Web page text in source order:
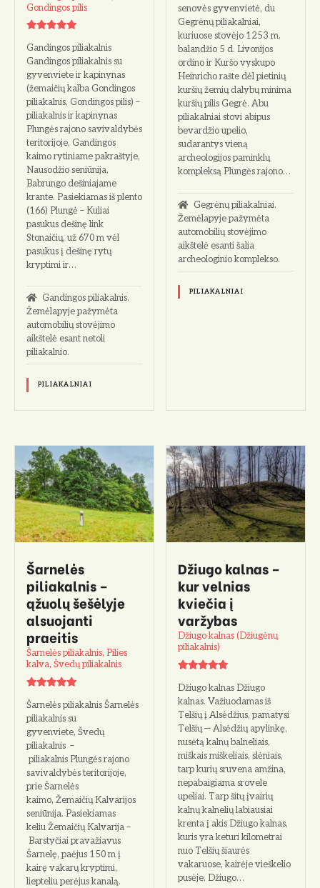
Gondingos pilis
Gandingos piliakalnis
Gandingos piliakalnis su
gyvenviete ir kapinynas
(žemaičių kalba Gondingos
piliakalnis, Gondingos pilis) –
piliakalnis ir kapinynas
Plungės rajono savivaldybės
teritorijoje, Gandingos
kaimo rytiniame pakraštyje,
Nausodžio seniūnija,
Babrungo dešiniajame
krante. Pasiekiamas iš plento
(166) Plungė – Kuliai
pasukus dešinę link
Stonaičių, už 670 m vėl
pasukus į dešinę rytų
kryptimi ir…
Gandingos piliakalnis.
Žemėlapyje pažymėta
automobilių stovėjimo
aikštelė esant netoli
piliakalnio.
PILIAKALNIAI
senovės gyvenvietė, du
Gegrėnų piliakalniai,
kuriuose stovėjo 1253 m.
balandžio 5 d. Livonijos
ordino ir Kuršo vyskupo
Heinricho rašte dėl pietinių
kuršių žemių dalybų minima
kuršių pilis Gegrė. Abu
piliakalniai stovi abipus
bevardžio upelio,
sudarantys vieną
archeologijos paminklų
kompleksą Plungės rajono…
Gegrėnų piliakalniai.
Žemėlapyje pažymėta
automobilių stovėjimo
aikštelė esanti šalia
archeologinio komplekso.
PILIAKALNIAI
Šarnelės
piliakalnis –
ąžuolų šešėlyje
alsuojanti
praeitis
Šarnelės piliakalnis, Pilies
kalva, Švedų piliakalnis
Šarnelės piliakalnis Šarnelės
piliakalnis su
gyvenviete, Švedų
piliakalnis –
piliakalnis Plungės rajono
savivaldybės teritorijoje,
prie Šarnelės
kaimo, Žemaičių Kalvarijos
seniūnija. Pasiekiamas
keliu Žemaičių Kalvarija –
Barstyčiai pravažiavus
Šarnelę, paėjus 150 m į
kairę vakarų kryptimi,
liepteliu perėjus kanalą.
Džiugo kalnas –
kur velnias
kviečia į
varžybas
Džiugo kalnas (Džiugėnų
piliakalnis)
Džiugo kalnas Džiugo
kalnas. Važiuodamas iš
Telšių į Alsėdžius, pamatysi
Telšių — Alsėdžių apylinkę,
nu­sėtą kalnų balneliais,
miškais miškeliais, slėniais,
tarp kurių sruvena amžina,
ne­pabaigiama srovele
upeliai. Tarp šitų įvairių
kalnų kalnelių labiausiai
krenta į akis Džiugo kalnas,
kuris yra keturi ki­lometrai
nuo Telšių šiaurės
vakaruose, kairėje vieškelio
pusėje. Džiugo…